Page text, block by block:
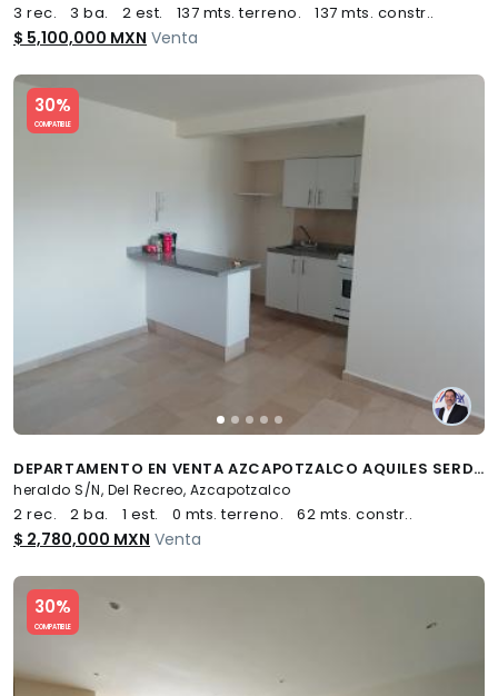
3 rec. 3 ba. 2 est. 137 mts. terreno. 137 mts. constr..
$ 5,100,000 MXN Venta
30%
COMPATIBLE
Slide 1 of 5
DEPARTAMENTO EN VENTA AZCAPOTZALCO AQUILES SERDAN - (34)
heraldo S/N, Del Recreo, Azcapotzalco
2 rec. 2 ba. 1 est. 0 mts. terreno. 62 mts. constr..
$ 2,780,000 MXN Venta
30%
COMPATIBLE
Slide 1 of 5